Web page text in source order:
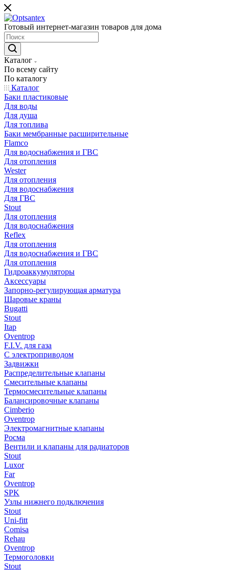
Готовый интернет-магазин товаров для дома
Каталог
По всему сайту
По каталогу
Каталог
Баки пластиковые
Для воды
Для душа
Для топлива
Баки мембранные расширительные
Flamco
Для водоснабжения и ГВС
Для отопления
Wester
Для отопления
Для водоснабжения
Для ГВС
Stout
Для отопления
Для водоснабжения
Reflex
Для отопления
Для водоснабжения и ГВС
Для отопления
Гидроаккумуляторы
Аксессуары
Запорно-регулирующая арматура
Шаровые краны
Bugatti
Stout
Itap
Oventrop
F.I.V. для газа
С электроприводом
Задвижки
Распределительные клапаны
Cмесительные клапаны
Термосмесительные клапаны
Балансировочные клапаны
Cimberio
Oventrop
Электромагнитные клапаны
Росма
Вентили и клапаны для радиаторов
Stout
Luxor
Far
Oventrop
SPK
Узлы нижнего подключения
Stout
Uni-fitt
Comisa
Rehau
Oventrop
Термоголовки
Stout